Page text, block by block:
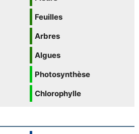
Feuilles
Arbres
Algues
Photosynthèse
Chlorophylle